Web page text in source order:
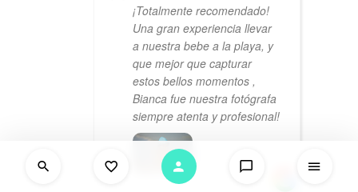
¡Totalmente recomendado!
Una gran experiencia llevar
a nuestra bebe a la playa, y
que mejor que capturar
estos bellos momentos ,
Bianca fue nuestra fotógrafa
siempre atenta y profesional!